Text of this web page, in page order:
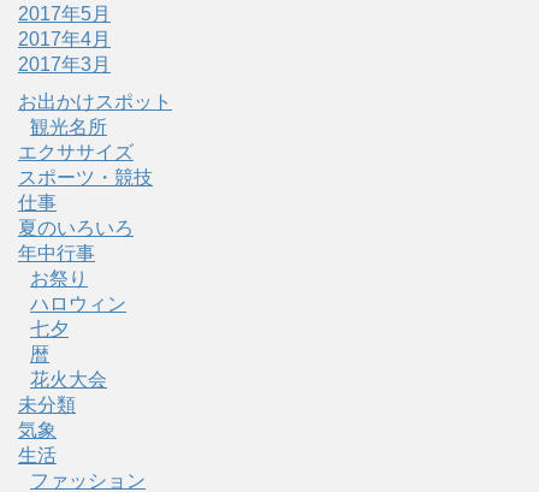
2017年5月
2017年4月
2017年3月
お出かけスポット
観光名所
エクササイズ
スポーツ・競技
仕事
夏のいろいろ
年中行事
お祭り
ハロウィン
七夕
暦
花火大会
未分類
気象
生活
ファッション